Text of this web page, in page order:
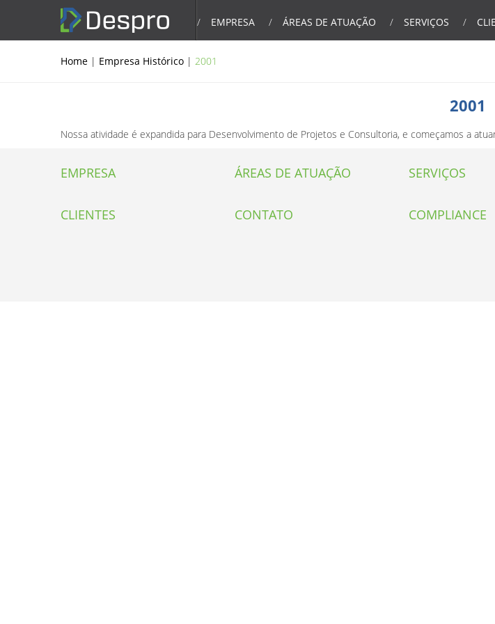
EMPRESA ÁREAS DE ATUAÇÃO SERVIÇOS
Home| Empresa Histórico| 2001
2001
Nossa atividade é expandida para Desenvolvimento de Projetos e Consultoria, e começamos a
EMPRESA ÁREAS DE ATUAÇÃO SERVIÇOS
CLIENTES CONTATO COMPLIANCE